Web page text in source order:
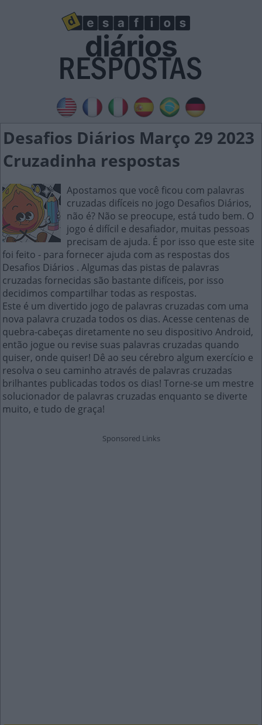
Desafios Diários Março 29 2023
Cruzadinha respostas
Apostamos que você ficou com palavras
cruzadas difíceis no jogo Desafios Diários,
não é? Não se preocupe, está tudo bem. O
jogo é difícil e desafiador, muitas pessoas
precisam de ajuda. É por isso que este site
foi feito - para fornecer ajuda com as respostas dos
Desafios Diários . Algumas das pistas de palavras
cruzadas fornecidas são bastante difíceis, por isso
decidimos compartilhar todas as respostas.
Este é um divertido jogo de palavras cruzadas com uma
nova palavra cruzada todos os dias. Acesse centenas de
quebra-cabeças diretamente no seu dispositivo Android,
então jogue ou revise suas palavras cruzadas quando
quiser, onde quiser! Dê ao seu cérebro algum exercício e
resolva o seu caminho através de palavras cruzadas
brilhantes publicadas todos os dias! Torne-se um mestre
solucionador de palavras cruzadas enquanto se diverte
muito, e tudo de graça!